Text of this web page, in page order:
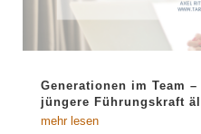
Generationen im Team
jüngere Führungskraft
mehr lesen